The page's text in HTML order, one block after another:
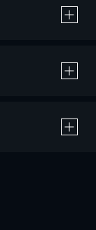
購入 / レンタルです。
ポイント還元です。